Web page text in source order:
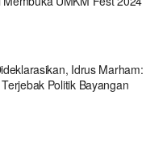
Idrus Marham:
Politik Bayangan